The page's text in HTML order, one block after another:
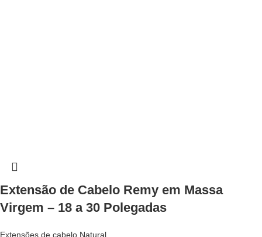
Extensão de Cabelo Remy em Massa
Virgem – 18 a 30 Polegadas
Extensões de cabelo Natural